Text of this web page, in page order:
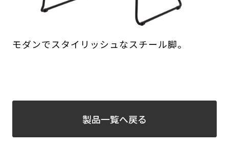
モダンでスタイリッシュなスチール脚。
製品一覧へ戻る